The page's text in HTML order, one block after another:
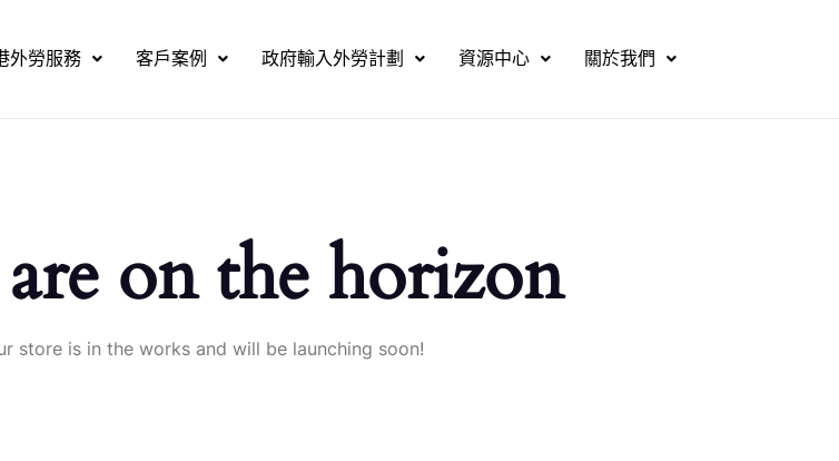
外勞服務 客戶案例 政府輸入外勞計劃 資源中心 關於我們
on the horizon
store is in the works and will be launching soon!